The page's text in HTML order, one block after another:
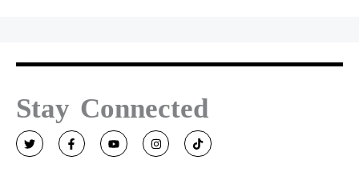
Stay Connected
T
w
i
F
a
c
Y
o
u
I
n
s
T
i
k